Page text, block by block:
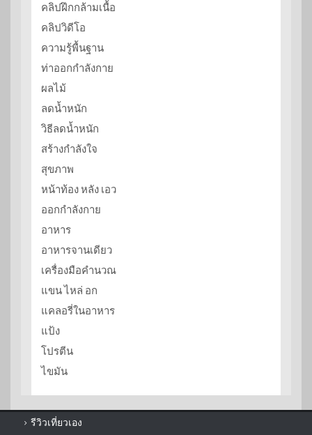
คลิปฝึกกล้ามเนื้อ
คลิปวิดีโอ
ความรู้พื้นฐาน
ท่าออกกำลังกาย
ผลไม้
ลดน้ำหนัก
วิธีลดน้ำหนัก
สร้างกำลังใจ
สุขภาพ
หน้าท้อง หลัง เอว
ออกกำลังกาย
อาหาร
อาหารจานเดียว
เครื่องมือคำนวณ
แขน ไหล่ อก
แคลอรี่ในอาหาร
แป้ง
โปรตีน
ไขมัน
รีวิวเที่ยวเอง